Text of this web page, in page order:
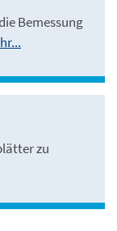
Bemessung
zu